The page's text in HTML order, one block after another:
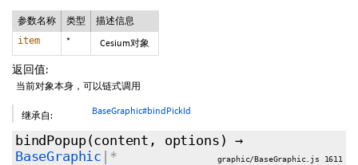
参数名称 类型 描述信息
item * Cesium对象
返回值:
当前对象本身，可以链式调用
继承自: BaseGraphic#bindPickId
bindPopup(content, options ) →
BaseGraphic |* graphic/BaseGraphic.js 1611